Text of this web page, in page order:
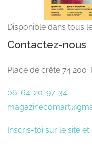
Disponible dans tous
Contactez-nous
Place de crête 74 200
06-64-20-97-34
Inscris-toi sur le site